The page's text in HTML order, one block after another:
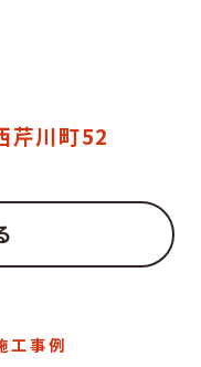
芹川町52
工事例